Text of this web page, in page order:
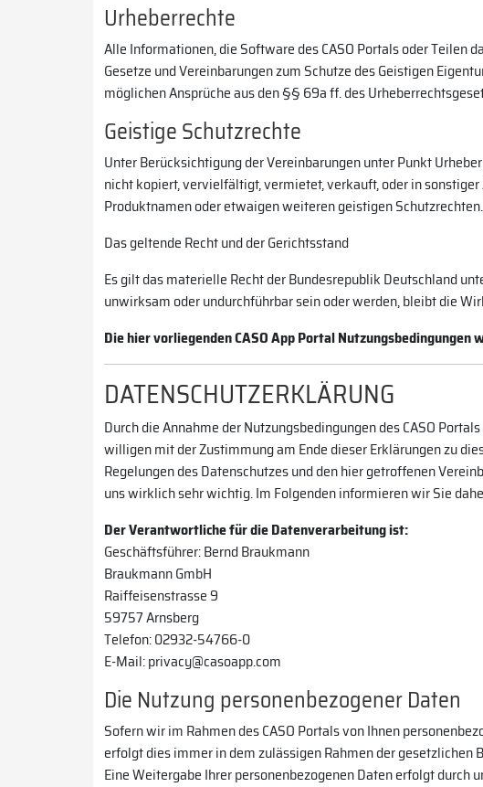
Urheberrechte
Alle Informationen, die Software des CASO Portals oder Teilen
Gesetze und Vereinbarungen zum Schutze des Geistigen
möglichen Ansprüche aus den §§ 69a ff. des
Geistige Schutzrechte
Unter Berücksichtigung der Vereinbarungen unter Punkt
nicht kopiert, vervielfältigt, vermietet, verkauft, oder in
Produktnamen oder etwaigen weiteren geistigen
Das geltende Recht und der Gerichtsstand
Es gilt das materielle Recht der Bundesrepublik Deutschland
unwirksam oder undurchführbar sein oder werden, bleibt die
Die hier vorliegenden CASO App Portal Nutzungsbedingungen
DATENSCHUTZERKLÄRUNG
Durch die Annahme der Nutzungsbedingungen des CASO
willigen mit der Zustimmung am Ende dieser Erklärungen zu
Regelungen des Datenschutzes und den hier getroffenen
uns wirklich sehr wichtig. Im Folgenden informieren wir Sie
Der Verantwortliche für die Datenverarbeitung ist:
Geschäftsführer: Bernd Braukmann
Braukmann GmbH
Raiffeisenstrasse 9
59757 Arnsberg
Telefon: 02932-54766-0
E-Mail: privacy@casoapp.com
Die Nutzung personenbezogener Daten
Sofern wir im Rahmen des CASO Portals von Ihnen
erfolgt dies immer in dem zulässigen Rahmen der
Eine Weitergabe Ihrer personenbezogenen Daten erfolgt durch